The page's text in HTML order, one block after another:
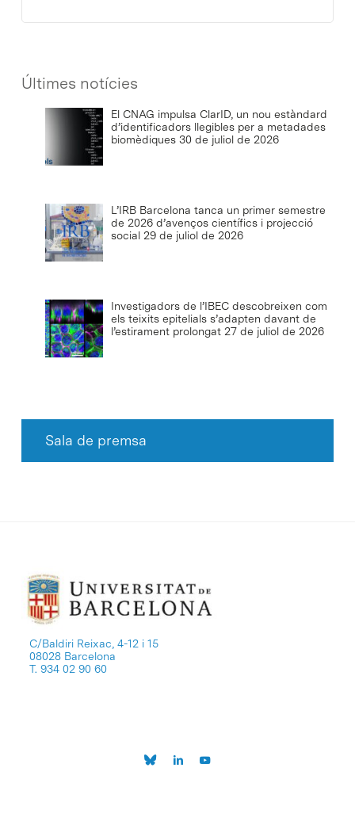
Últimes notícies
El CNAG impulsa ClarID, un nou estàndard
d’identificadors llegibles per a metadades
biomèdiques 30 de juliol de 2026
L’IRB Barcelona tanca un primer semestre
de 2026 d’avenços científics i projecció
social 29 de juliol de 2026
Investigadors de l’IBEC descobreixen com
els teixits epitelials s’adapten davant de
l’estirament prolongat 27 de juliol de 2026
Sala de premsa
C/Baldiri Reixac, 4-12 i 15
08028 Barcelona
T. 934 02 90 60